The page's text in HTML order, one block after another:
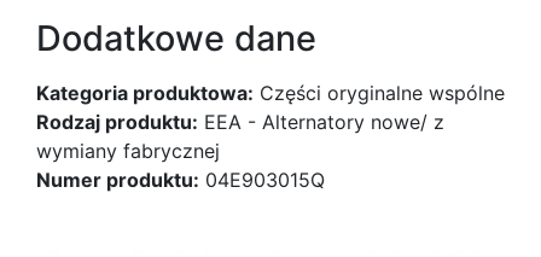
Dodatkowe dane
Kategoria produktowa: Części oryginalne wspólne
Rodzaj produktu: EEA - Alternatory nowe/ z
wymiany fabrycznej
Numer produktu: 04E903015Q